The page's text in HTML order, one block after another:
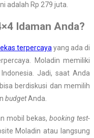
adalah Rp 279 juta.
Idaman Anda?
terpercaya yang ada di
Moladin memiliki
Indonesia. Jadi, saat Anda
berdiskusi dan memilih
budgetAnda.
mobil bekas, booking test-
Moladin atau langsung